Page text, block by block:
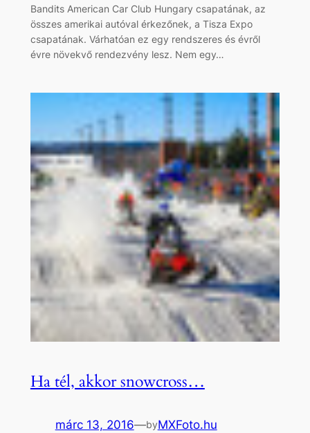
Bandits American Car Club Hungary csapatának, az
összes amerikai autóval érkezőnek, a Tisza Expo
csapatának. Várhatóan ez egy rendszeres és évről
évre növekvő rendezvény lesz. Nem egy…
Ha tél, akkor snowcross…
márc 13, 2016—byMXFoto.hu